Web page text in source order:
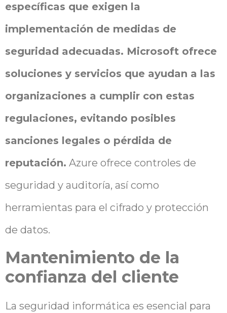
específicas que exigen la
implementación de medidas de
seguridad adecuadas. Microsoft ofrece
soluciones y servicios que ayudan a las
organizaciones a cumplir con estas
regulaciones, evitando posibles
sanciones legales o pérdida de
reputación. Azure ofrece controles de
seguridad y auditoría, así como
herramientas para el cifrado y protección
de datos.
Mantenimiento de la
confianza del cliente
La seguridad informática es esencial para